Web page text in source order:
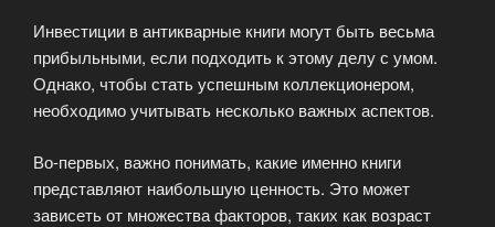
Инвестиции в антикварные книги могут быть весьма
прибыльными, если подходить к этому делу с умом.
Однако, чтобы стать успешным коллекционером,
необходимо учитывать несколько важных аспектов.
Во-первых, важно понимать, какие именно книги
представляют наибольшую ценность. Это может
зависеть от множества факторов, таких как возраст